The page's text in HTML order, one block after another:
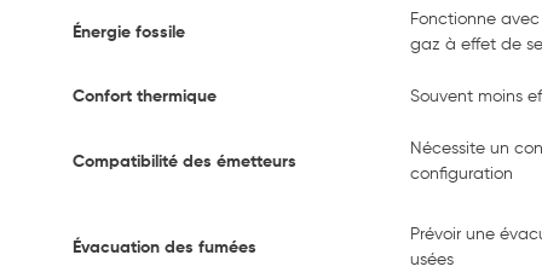
Énergie fossile
Fonctionne
gaz à effet de
Confort thermique Souvent moins
Compatibilité des émetteurs
Nécessite un
configuration
Évacuation des fumées
Prévoir une
usées